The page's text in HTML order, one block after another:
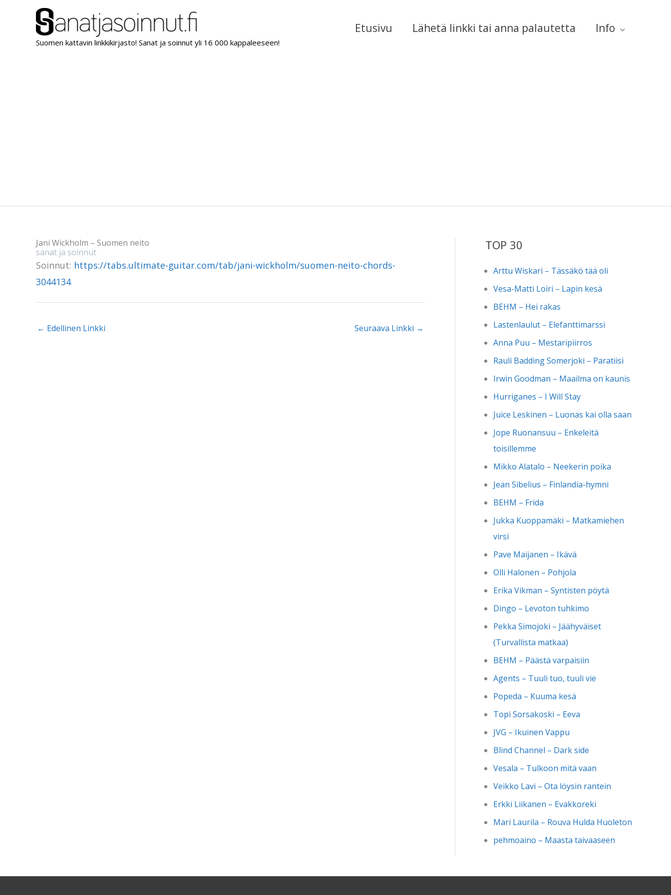
Suomen kattavin linkkikirjasto! Sanat ja soinnut yli 16 000 kappaleeseen!
Etusivu Lähetä linkki tai anna palautetta Info
Jani Wickholm – Suomen neito
sanat ja soinnut
Soinnut: https://tabs.ultimate-guitar.com/tab/jani-wickholm/suomen-neito-chords-
3044134
← Edellinen Linkki Seuraava Linkki →
TOP 30
Arttu Wiskari – Tässäkö tää oli
Vesa-Matti Loiri – Lapin kesä
BEHM – Hei rakas
Lastenlaulut – Elefanttimarssi
Anna Puu – Mestaripiirros
Rauli Badding Somerjoki – Paratiisi
Irwin Goodman – Maailma on kaunis
Hurriganes – I Will Stay
Juice Leskinen – Luonas kai olla saan
Jope Ruonansuu – Enkeleitä
toisillemme
Mikko Alatalo – Neekerin poika
Jean Sibelius – Finlandia-hymni
BEHM – Frida
Jukka Kuoppamäki – Matkamiehen
virsi
Pave Maijanen – Ikävä
Olli Halonen – Pohjola
Erika Vikman – Syntisten pöytä
Dingo – Levoton tuhkimo
Pekka Simojoki – Jäähyväiset
(Turvallista matkaa)
BEHM – Päästä varpaisiin
Agents – Tuuli tuo, tuuli vie
Popeda – Kuuma kesä
Topi Sorsakoski – Eeva
JVG – Ikuinen Vappu
Blind Channel – Dark side
Vesala – Tulkoon mitä vaan
Veikko Lavi – Ota löysin rantein
Erkki Liikanen – Evakkoreki
Mari Laurila – Rouva Hulda Huoleton
pehmoaino – Maasta taivaaseen